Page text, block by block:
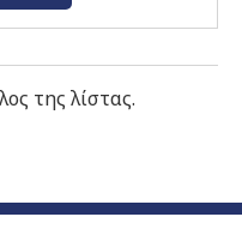
της λίστας.